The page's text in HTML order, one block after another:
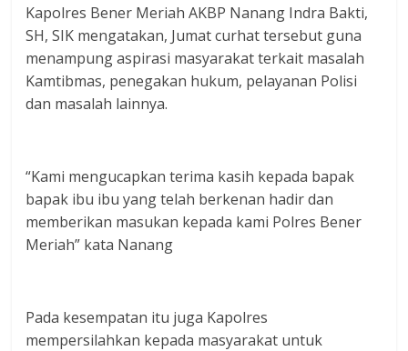
Kapolres Bener Meriah AKBP Nanang Indra Bakti,
SH, SIK mengatakan, Jumat curhat tersebut guna
menampung aspirasi masyarakat terkait masalah
Kamtibmas, penegakan hukum, pelayanan Polisi
dan masalah lainnya.
“Kami mengucapkan terima kasih kepada bapak
bapak ibu ibu yang telah berkenan hadir dan
memberikan masukan kepada kami Polres Bener
Meriah” kata Nanang
Pada kesempatan itu juga Kapolres
mempersilahkan kepada masyarakat untuk